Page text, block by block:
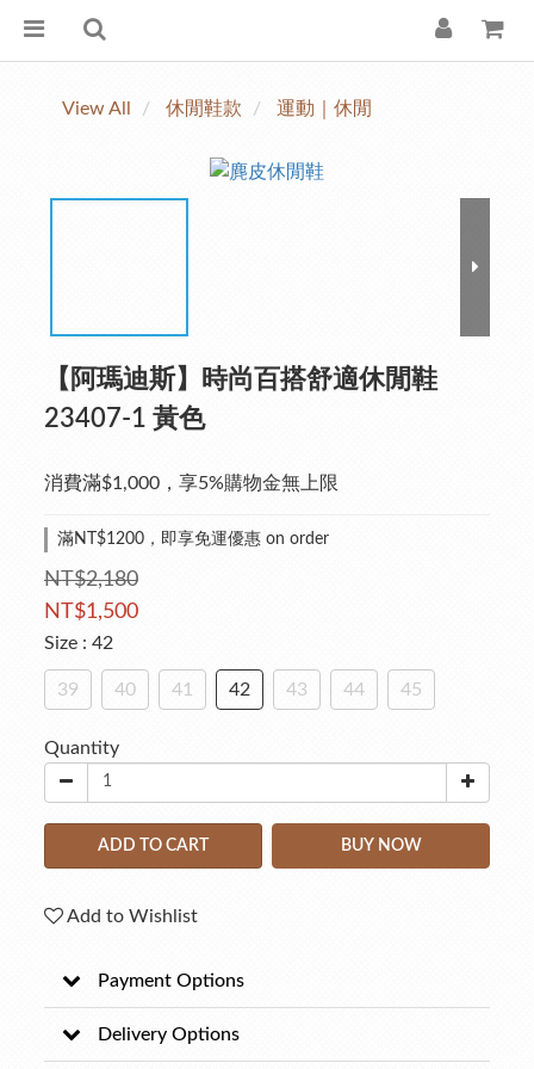
View All 休閒鞋款 運動｜休閒
【阿瑪迪斯】時尚百搭舒適休閒鞋
23407-1 黃色
消費滿$1,000，享5%購物金無上限
滿NT$1200，即享免運優惠 on order
NT$2,180
NT$1,500
Size : 42
39 40 41 42 43 44 45
Quantity
ADD TO CART BUY NOW
Add to Wishlist
Payment Options
Delivery Options